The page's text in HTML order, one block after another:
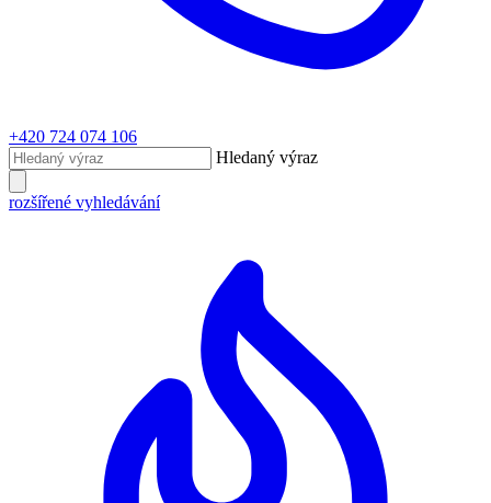
+420 724 074 106
Hledaný výraz
rozšířené vyhledávání